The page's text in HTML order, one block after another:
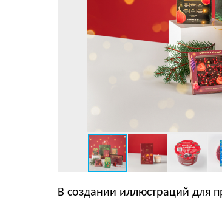
В создании иллюстраций для